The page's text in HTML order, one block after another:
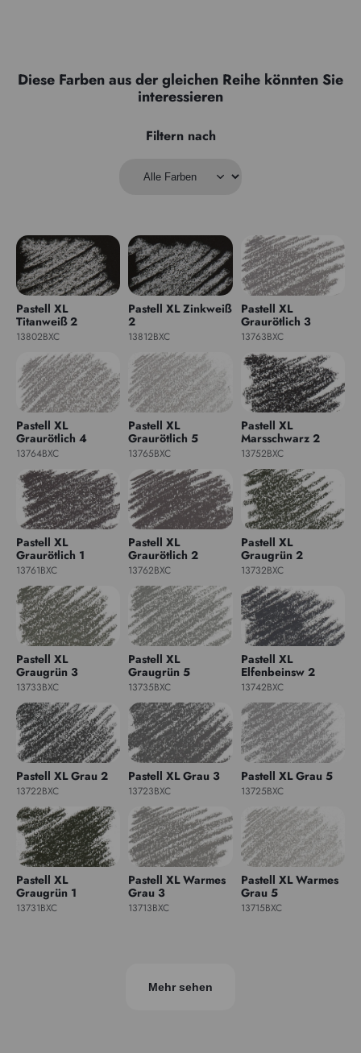
Diese Farben aus der gleichen Reihe könnten Sie
interessieren
Filtern nach
Pastell XL
Titanweiß 2
13802BXC
Pastell XL Zinkweiß
2
13812BXC
Pastell XL
Graurötlich 3
13763BXC
Pastell XL
Graurötlich 4
13764BXC
Pastell XL
Graurötlich 5
13765BXC
Pastell XL
Marsschwarz 2
13752BXC
Pastell XL
Graurötlich 1
13761BXC
Pastell XL
Graurötlich 2
13762BXC
Pastell XL
Graugrün 2
13732BXC
Pastell XL
Graugrün 3
13733BXC
Pastell XL
Graugrün 5
13735BXC
Pastell XL
Elfenbeinsw 2
13742BXC
Pastell XL Grau 2
13722BXC
Pastell XL Grau 3
13723BXC
Pastell XL Grau 5
13725BXC
Pastell XL
Graugrün 1
13731BXC
Pastell XL Warmes
Grau 3
13713BXC
Pastell XL Warmes
Grau 5
13715BXC
Mehr sehen